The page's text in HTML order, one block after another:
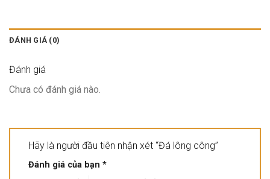
ĐÁNH GIÁ (0)
Đánh giá
Chưa có đánh giá nào.
Hãy là người đầu tiên nhận xét “Đá lông công”
Đánh giá của bạn *